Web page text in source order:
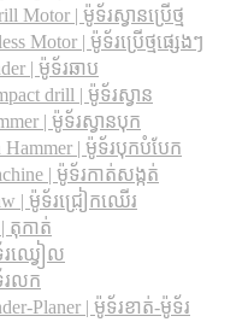
Motor | ម៉ូទ័រស្វានប្រើថ្ម
Motor | ម៉ូទ័រប្រើថ្មផ្សេងៗ
| ម៉ូទ័រឆាប
drill | ម៉ូទ័រស្វាន
| ម៉ូទ័រស្វានបុក
Hammer | ម៉ូទ័របុកបំបែក
| ម៉ូទ័រកាត់សង្កត់
| ម៉ូទ័រជ្រៀកឈើរ
តុកាត់
រឈ្វៀល
រលក
Planer​ | ម៉ូទ័រខាត់-ម៉ូទ័រ